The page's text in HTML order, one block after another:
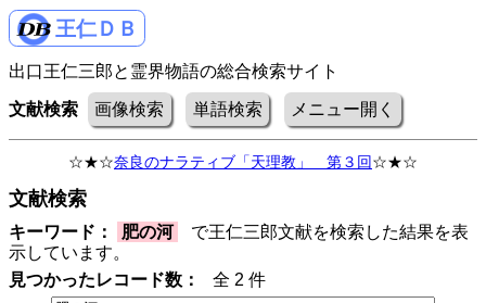
王仁ＤＢ
出口王仁三郎と霊界物語の総合検索サイト
文献検索 画像検索 単語検索 メニュー開く
☆★☆奈良のナラティブ「天理教」 第３回☆★☆
文献検索
キーワード： 肥の河
で王仁三郎文献を検索した結果を表
示しています。
見つかったレコード数：
全 2 件